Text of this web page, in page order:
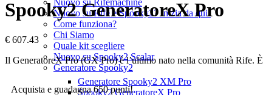
Nuovo su Rifemachine
Nuovo su Rife e Spooky2? Inizia da qui!
Come funziona?
Chi Siamo
Quale kit scegliere
Nuovo su Spooky2 Scalar
Generatore Spooky2
Generatore Spooky2 XM Pro
Spooky2 GeneratoreX Pro
Spooky2 GeneratoreX Pro
€ 607.43
Il GeneratoreX Pro (GX Pro) è l’ultimo nato nella comunità Rife.
Acquista e guadagna 650 punti!